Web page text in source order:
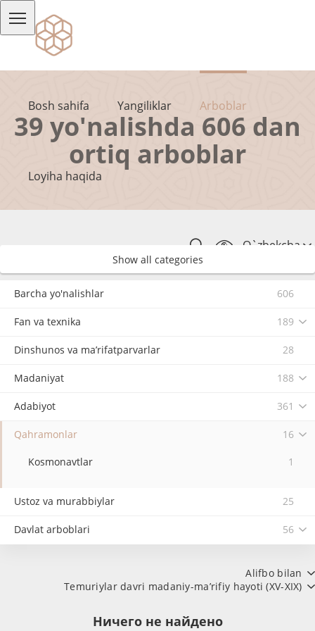
Bosh sahifa Yangiliklar Arboblar
Loyiha haqida
O`zbekcha
39 yo'nalishda 606 dan
ortiq arboblar
Show all categories
Barcha yo'nalishlar 606
Fan va texnika 189
Dinshunos va ma’rifatparvarlar 28
Madaniyat 188
Adabiyot 361
Qahramonlar 16
Kosmonavtlar 1
Ustoz va murabbiylar 25
Davlat arboblari 56
Alifbo bilan
Temuriylar davri madaniy-ma’rifiy hayoti (XV-XIX)
Ничего не найдено